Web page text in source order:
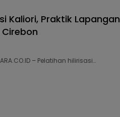
Kaliori, Praktik Lapangan
– Pelatihan hilirisasi…